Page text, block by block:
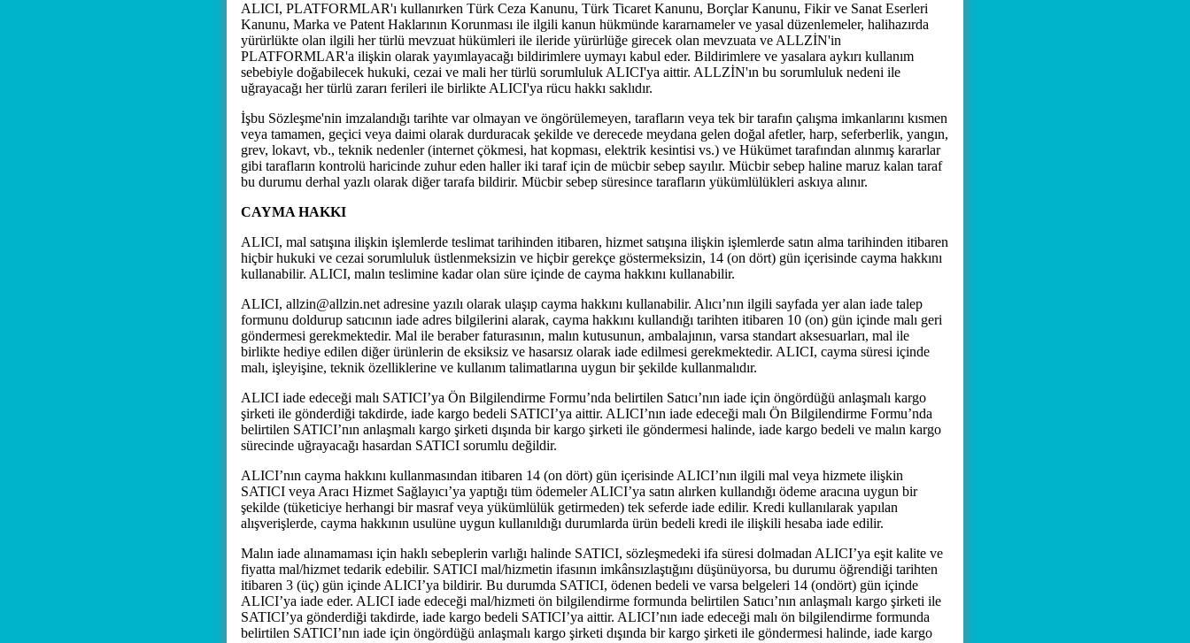
ALICI, PLATFORMLAR'ı kullanırken Türk Ceza Kanunu, Türk Ticaret Kanunu, Borçlar Kanunu, Fikir ve Sanat Eserleri
Kanunu, Marka ve Patent Haklarının Korunması ile ilgili kanun hükmünde kararnameler ve yasal düzenlemeler, halihazırda
yürürlükte olan ilgili her türlü mevzuat hükümleri ile ileride yürürlüğe girecek olan mevzuata ve ALLZİN'in
PLATFORMLAR'a ilişkin olarak yayımlayacağı bildirimlere uymayı kabul eder. Bildirimlere ve yasalara aykırı kullanım
sebebiyle doğabilecek hukuki, cezai ve mali her türlü sorumluluk ALICI'ya aittir. ALLZİN'ın bu sorumluluk nedeni ile
uğrayacağı her türlü zararı ferileri ile birlikte ALICI'ya rücu hakkı saklıdır.
İşbu Sözleşme'nin imzalandığı tarihte var olmayan ve öngörülemeyen, tarafların veya tek bir tarafın çalışma imkanlarını kısmen
veya tamamen, geçici veya daimi olarak durduracak şekilde ve derecede meydana gelen doğal afetler, harp, seferberlik, yangın,
grev, lokavt, vb., teknik nedenler (internet çökmesi, hat kopması, elektrik kesintisi vs.) ve Hükümet tarafından alınmış kararlar
gibi tarafların kontrolü haricinde zuhur eden haller iki taraf için de mücbir sebep sayılır. Mücbir sebep haline maruz kalan taraf
bu durumu derhal yazlı olarak diğer tarafa bildirir. Mücbir sebep süresince tarafların yükümlülükleri askıya alınır.
CAYMA HAKKI
ALICI, mal satışına ilişkin işlemlerde teslimat tarihinden itibaren, hizmet satışına ilişkin işlemlerde satın alma tarihinden itibaren
hiçbir hukuki ve cezai sorumluluk üstlenmeksizin ve hiçbir gerekçe göstermeksizin, 14 (on dört) gün içerisinde cayma hakkını
kullanabilir. ALICI, malın teslimine kadar olan süre içinde de cayma hakkını kullanabilir.
ALICI, allzin@allzin.net adresine yazılı olarak ulaşıp cayma hakkını kullanabilir. Alıcı’nın ilgili sayfada yer alan iade talep
formunu doldurup satıcının iade adres bilgilerini alarak, cayma hakkını kullandığı tarihten itibaren 10 (on) gün içinde malı geri
göndermesi gerekmektedir. Mal ile beraber faturasının, malın kutusunun, ambalajının, varsa standart aksesuarları, mal ile
birlikte hediye edilen diğer ürünlerin de eksiksiz ve hasarsız olarak iade edilmesi gerekmektedir. ALICI, cayma süresi içinde
malı, işleyişine, teknik özelliklerine ve kullanım talimatlarına uygun bir şekilde kullanmalıdır.
ALICI iade edeceği malı SATICI’ya Ön Bilgilendirme Formu’nda belirtilen Satıcı’nın iade için öngördüğü anlaşmalı kargo
şirketi ile gönderdiği takdirde, iade kargo bedeli SATICI’ya aittir. ALICI’nın iade edeceği malı Ön Bilgilendirme Formu’nda
belirtilen SATICI’nın anlaşmalı kargo şirketi dışında bir kargo şirketi ile göndermesi halinde, iade kargo bedeli ve malın kargo
sürecinde uğrayacağı hasardan SATICI sorumlu değildir.
ALICI’nın cayma hakkını kullanmasından itibaren 14 (on dört) gün içerisinde ALICI’nın ilgili mal veya hizmete ilişkin
SATICI veya Aracı Hizmet Sağlayıcı’ya yaptığı tüm ödemeler ALICI’ya satın alırken kullandığı ödeme aracına uygun bir
şekilde (tüketiciye herhangi bir masraf veya yükümlülük getirmeden) tek seferde iade edilir. Kredi kullanılarak yapılan
alışverişlerde, cayma hakkının usulüne uygun kullanıldığı durumlarda ürün bedeli kredi ile ilişkili hesaba iade edilir.
Malın iade alınamaması için haklı sebeplerin varlığı halinde SATICI, sözleşmedeki ifa süresi dolmadan ALICI’ya eşit kalite ve
fiyatta mal/hizmet tedarik edebilir. SATICI mal/hizmetin ifasının imkânsızlaştığını düşünüyorsa, bu durumu öğrendiği tarihten
itibaren 3 (üç) gün içinde ALICI’ya bildirir. Bu durumda SATICI, ödenen bedeli ve varsa belgeleri 14 (ondört) gün içinde
ALICI’ya iade eder. ALICI iade edeceği mal/hizmeti ön bilgilendirme formunda belirtilen Satıcı’nın anlaşmalı kargo şirketi ile
SATICI’ya gönderdiği takdirde, iade kargo bedeli SATICI’ya aittir. ALICI’nın iade edeceği malı ön bilgilendirme formunda
belirtilen SATICI’nın iade için öngördüğü anlaşmalı kargo şirketi dışında bir kargo şirketi ile göndermesi halinde, iade kargo